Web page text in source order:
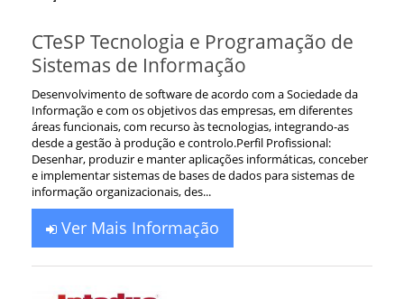
CTeSP Tecnologia e Programação de
Sistemas de Informação
Desenvolvimento de software de acordo com a Sociedade da
Informação e com os objetivos das empresas, em diferentes
áreas funcionais, com recurso às tecnologias, integrando-as
desde a gestão à produção e controlo.Perfil Profissional:
Desenhar, produzir e manter aplicações informáticas, conceber
e implementar sistemas de bases de dados para sistemas de
informação organizacionais, des...
Ver Mais Informação